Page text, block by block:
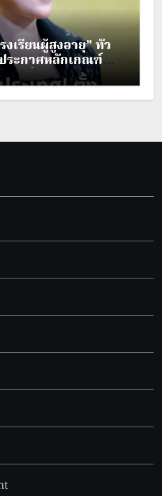
งเรียนผู้สูงอายุ” ทั่ว
ระกาศหลักเกณฑ์
วิตผู้สูงวัย